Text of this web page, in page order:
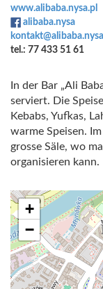
www.alibaba.nysa.pl
alibaba.nysa
tel.: 77 433 51 61
In der Bar „Ali
serviert. Die
Kebabs, Yufkas,
warme Speisen.
grosse Säle, wo
organisieren kann.
+
−